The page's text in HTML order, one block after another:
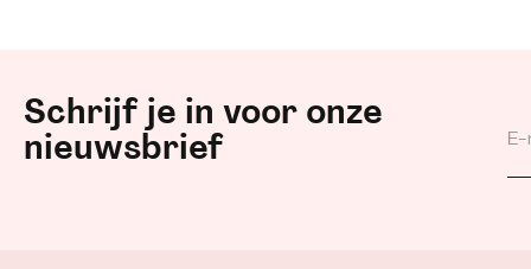
Schrijf je in voor onze
nieuwsbrief